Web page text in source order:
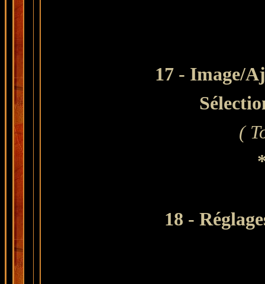
17 - Image/
(
18 -